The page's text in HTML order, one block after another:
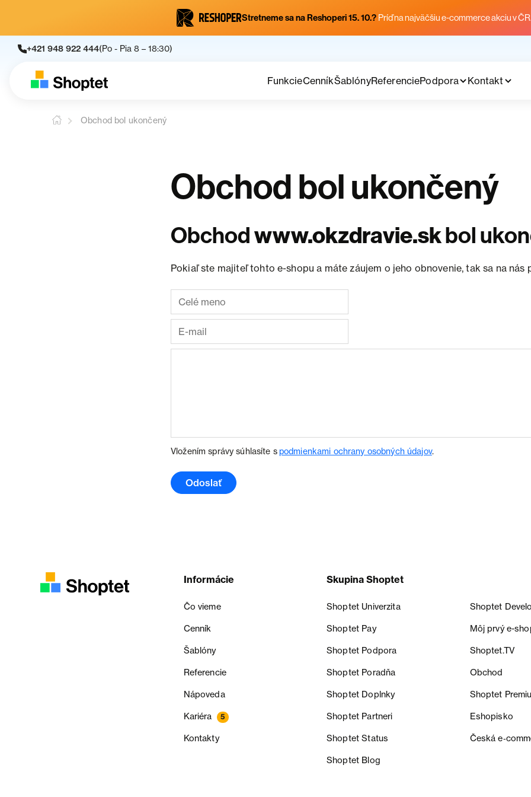
Stretneme sa na Reshoperi 15. 10.? Príď na najväčšiu e-commerce akciu v ČR.
+421 948 922 444(Po - Pia 8 – 18:30)
FunkcieCenníkŠablónyReferenciePodpora Kontakt
Obchod bol ukončený
Obchod bol ukončený
Obchodwww.okzdravie.skbol
Pokiaľ ste majiteľ tohto e-shopu a máte záujem o jeho obnovenie, tak sa na nás
Vložením správy súhlasíte spodmienkami ochrany osobných údajov.
Odoslať
Informácie
Čo vieme
Cenník
Šablóny
Referencie
Nápoveda
Kariéra 5
Kontakty
Skupina Shoptet
Shoptet Univerzita Shoptet
Shoptet Pay Môj prvý e-
Shoptet Podpora Shoptet.TV
Shoptet Poradňa Obchod
Shoptet Doplnky Shoptet
Shoptet Partneri Eshopisko
Shoptet Status Česká
Shoptet Blog